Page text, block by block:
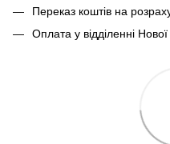
Переказ коштів на
Оплата у відділенні